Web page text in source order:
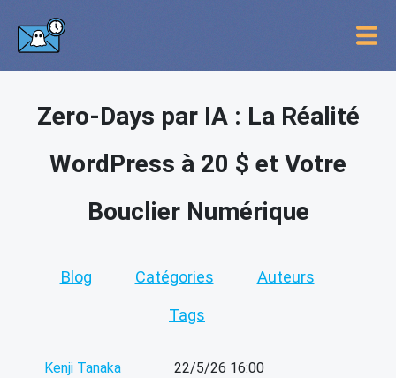
Zero-Days par IA : La Réalité
WordPress à 20 $ et Votre
Bouclier Numérique
Blog Catégories Auteurs
Tags
Kenji Tanaka 22/5/26 16:00